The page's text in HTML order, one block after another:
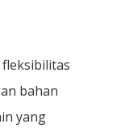
bahan
yang